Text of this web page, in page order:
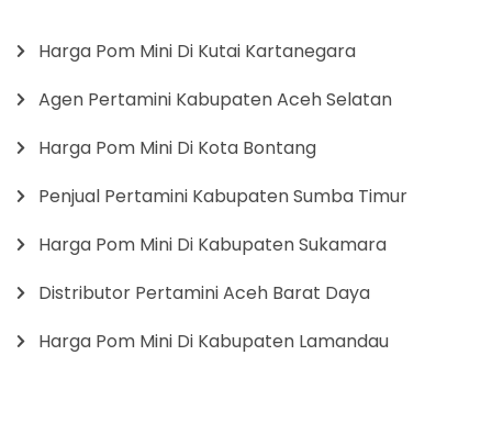
Harga Pom Mini Di Kutai Kartanegara
Agen Pertamini Kabupaten Aceh Selatan
Harga Pom Mini Di Kota Bontang
Penjual Pertamini Kabupaten Sumba Timur
Harga Pom Mini Di Kabupaten Sukamara
Distributor Pertamini Aceh Barat Daya
Harga Pom Mini Di Kabupaten Lamandau